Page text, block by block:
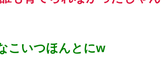
こいつほんとにw